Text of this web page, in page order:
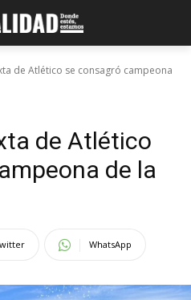
de Atlético se consagró campeona
de Atlético
de la
WhatsApp